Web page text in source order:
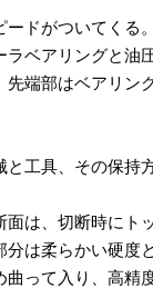
ドがついてくる
ベアリングと油
端部はベアリ
工具、その保持
は、切断時にト
は柔らかい硬
って入り、高精